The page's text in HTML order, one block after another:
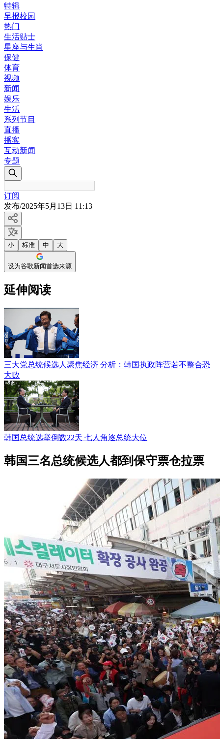
特辑
早报校园
热门
生活贴士
星座与生肖
保健
体育
视频
新闻
娱乐
生活
系列节目
直播
播客
互动新闻
专题
订阅
发布/2025年5月13日 11:13
小 标准 中 大
设为谷歌新闻首选来源
延伸阅读
三大党总统候选人聚焦经济 分析：韩国执政阵营若不整合恐
大败
韩国总统选举倒数22天 七人角逐总统大位
韩国三名总统候选人都到保守票仓拉票